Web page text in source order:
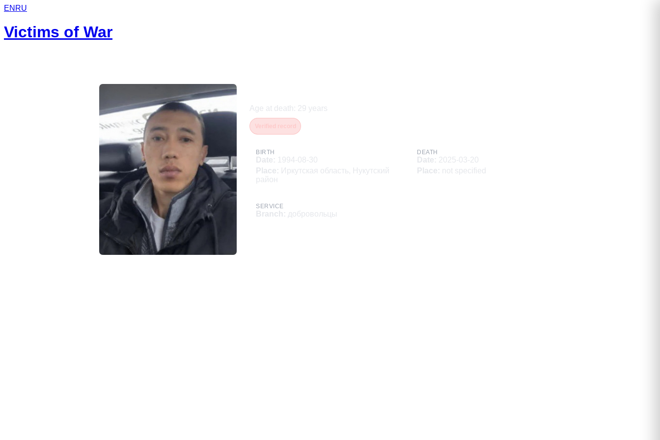
EN RU
Victims of War
Age at death : 29 years
BIRTH
Date: 1994-08-30
Place: Иркутская область, Нукутский
район
DEATH
Date: 2025-03-20
Place: not specified
SERVICE
Branch : добровольцы